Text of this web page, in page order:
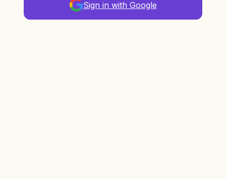
Sign in with Google